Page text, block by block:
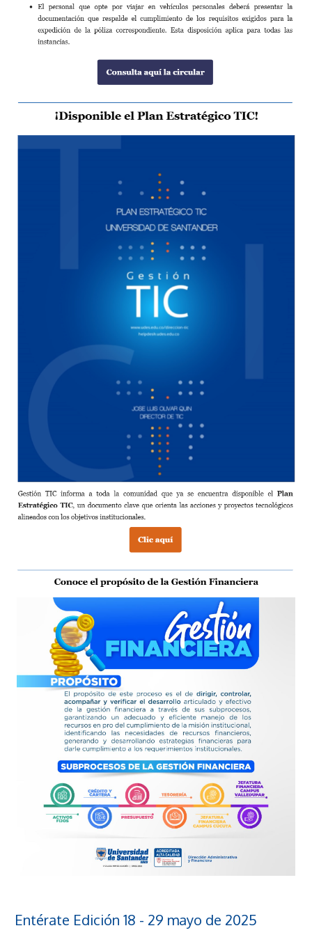
Entérate Edición 18 - 29 mayo de 2025